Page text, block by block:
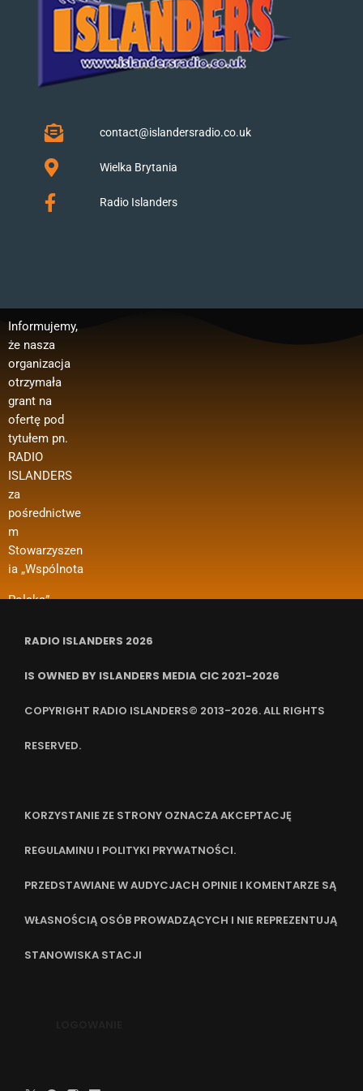
contact@islandersradio.co.uk
Wielka Brytania
Radio Islanders
Informujemy,
że nasza
organizacja
otrzymała
grant na
ofertę pod
tytułem pn.
RADIO
ISLANDERS
za
pośrednictwe
m
Stowarzyszen
ia „Wspólnota
Polska”.
Dofinansowan
ie oferty z
Ministerstwa
Spraw
Zagranicznyc
h w ramach
konkursu
„Polonia i
Polacy za
Granicą 2024
pracowników,
RADIO ISLANDERS 2026
IS OWNED BY ISLANDERS MEDIA CIC 2021-2026
COPYRIGHT RADIO ISLANDERS© 2013-2026. ALL RIGHTS
RESERVED.
KORZYSTANIE ZE STRONY OZNACZA AKCEPTACJĘ
REGULAMINU I POLITYKI PRYWATNOŚCI.
PRZEDSTAWIANE W AUDYCJACH OPINIE I KOMENTARZE SĄ
WŁASNOŚCIĄ OSÓB PROWADZĄCYCH I NIE REPREZENTUJĄ
STANOWISKA STACJI